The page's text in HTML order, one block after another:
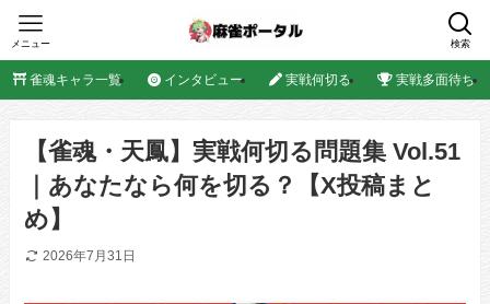
検索
メニュー
雀魂キャラ一覧 インタビュー 実戦何切る 実戦多面待ち
【雀魂・天鳳】実戦何切る問題集 Vol.51
｜あなたなら何を切る？【X投稿まと
め】
2026年7月31日